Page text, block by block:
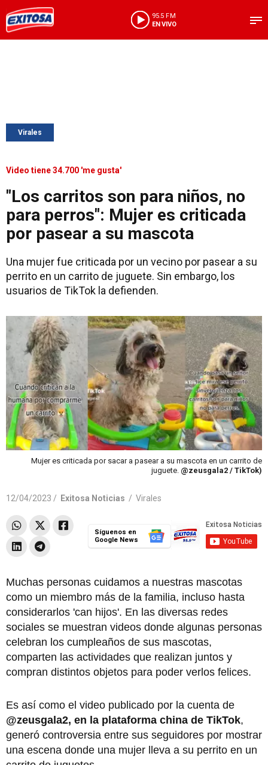
95.5 FM
EN VIVO
Virales
Video tiene 34.700 'me gusta'
"Los carritos son para niños, no
para perros": Mujer es criticada
por pasear a su mascota
Una mujer fue criticada por un vecino por pasear a su
perrito en un carrito de juguete. Sin embargo, los
usuarios de TikTok la defienden.
Mujer es criticada por sacar a pasear a su mascota en un carrito de
juguete. @zeusgala2 / TikTok)
12/04/2023 / Exitosa Noticias / Virales
Síguenos en
Google News
Muchas personas cuidamos a nuestras mascotas
como un miembro más de la familia, incluso hasta
considerarlos 'can hijos'. En las diversas redes
sociales se muestran videos donde algunas personas
celebran los cumpleaños de sus mascotas,
comparten las actividades que realizan juntos y
compran distintos objetos para poder verlos felices.
Es así como el video publicado por la cuenta de
@zeusgala2, en la plataforma china de TikTok,
generó controversia entre sus seguidores por mostrar
una escena donde una mujer lleva a su perrito en un